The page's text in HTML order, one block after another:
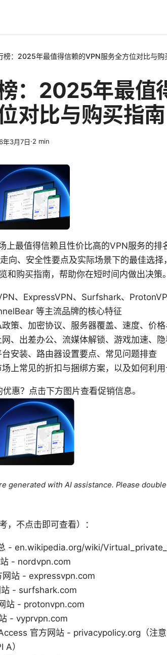
榜：2025年最值得信赖的VPN服务全方位对比与购
：2025年最值
对比与购买指南
年3月7日·2 min
上最值得信赖且性价比高的VPN服务的
向、安全性要点及实际场景下的最佳选择
和购买指南，帮助你在短时间内做出决策。
、ExpressVPN、Surfshark、
等主流品牌的核心特征
策、加密协议、服务器覆盖、速度、价
、出差办公、流媒体解锁、游戏加速、
安装、路由器设置要点、常见问题排查
上常见的折扣与捆绑方案，以及如何利
惠？点击下方图片查看促销信息。
generated with AI assistance. Please
，不点击即可查看）：
- en.wikipedia.org/wiki/
- nordvpn.com
网站 - expressvpn.com
- surfshark.com
站 - protonvpn.com
- vyprvpn.com
官方网站 - privacypolicy.org（注意
A）